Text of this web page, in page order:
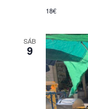
18€
SÁB
9